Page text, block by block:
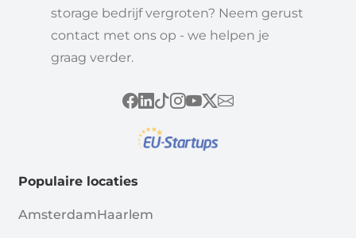
storage bedrijf vergroten? Neem gerust
contact met ons op - we helpen je
graag verder.
Populaire locaties
AmsterdamHaarlem